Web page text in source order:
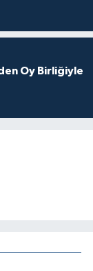
Oy Birliğiyle